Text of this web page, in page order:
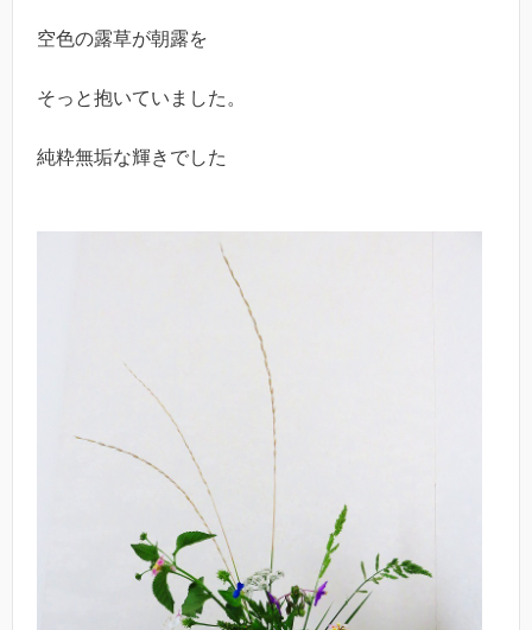
空色の露草が朝露を
そっと抱いていました。
純粋無垢な輝きでした